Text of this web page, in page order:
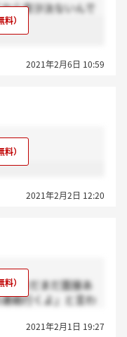
ら音沙汰ないんで
2021年2月6日 10:59
2021年2月2日 12:20
もまだまだ面接あ
絡行くよ」と言わ
2021年2月1日 19:27